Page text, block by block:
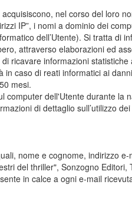
nel corso del loro
IP”, i nomi a dominio dei
dell’Utente). Si tratta di
attraverso elaborazioni ed
ricavare informazioni statistiche
caso di reati informatici ai
mesi.
computer dell'Utente durante la
di dettaglio sull’utilizzo
nome e cognome, indirizzo
del thriller", Sonzogno Editori,
in calce a ogni e-mail